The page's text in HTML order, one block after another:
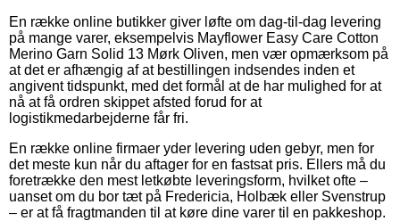
En række online butikker giver løfte om dag-til-dag levering
på mange varer, eksempelvis Mayflower Easy Care Cotton
Merino Garn Solid 13 Mørk Oliven, men vær opmærksom på
at det er afhængig af at bestillingen indsendes inden et
angivent tidspunkt, med det formål at de har mulighed for at
nå at få ordren skippet afsted forud for at
logistikmedarbejderne får fri.
En række online firmaer yder levering uden gebyr, men for
det meste kun når du aftager for en fastsat pris. Ellers må du
foretrække den mest letkøbte leveringsform, hvilket ofte –
uanset om du bor tæt på Fredericia, Holbæk eller Svenstrup
– er at få fragtmanden til at køre dine varer til en pakkeshop.